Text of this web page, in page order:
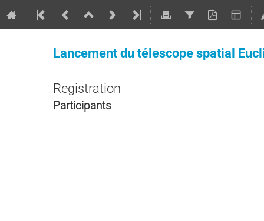
Lancement du télescope spatial
Registration
Participants